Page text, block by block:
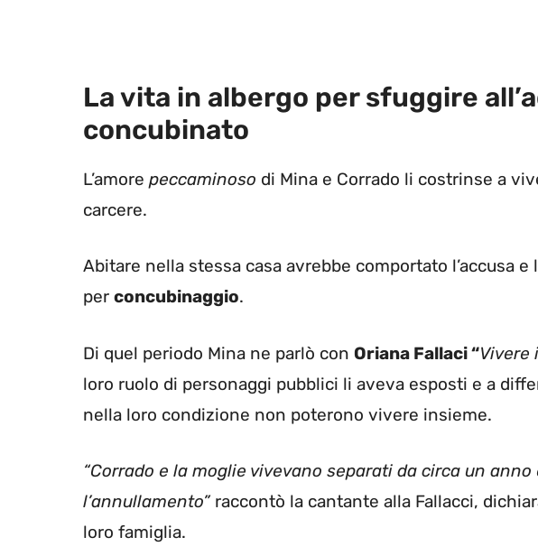
La vita in albergo per sfuggire
concubinato
L’amore peccaminoso di Mina e Corrado li costrinse a
carcere.
Abitare nella stessa casa avrebbe comportato l’accusa e
per concubinaggio.
Di quel periodo Mina ne parlò con Oriana Fallaci “Vivere
loro ruolo di personaggi pubblici li aveva esposti e a
nella loro condizione non poterono vivere insieme.
“Corrado e la moglie vivevano separati da circa un
l’annullamento”raccontò la cantante alla Fallacci,
loro famiglia.